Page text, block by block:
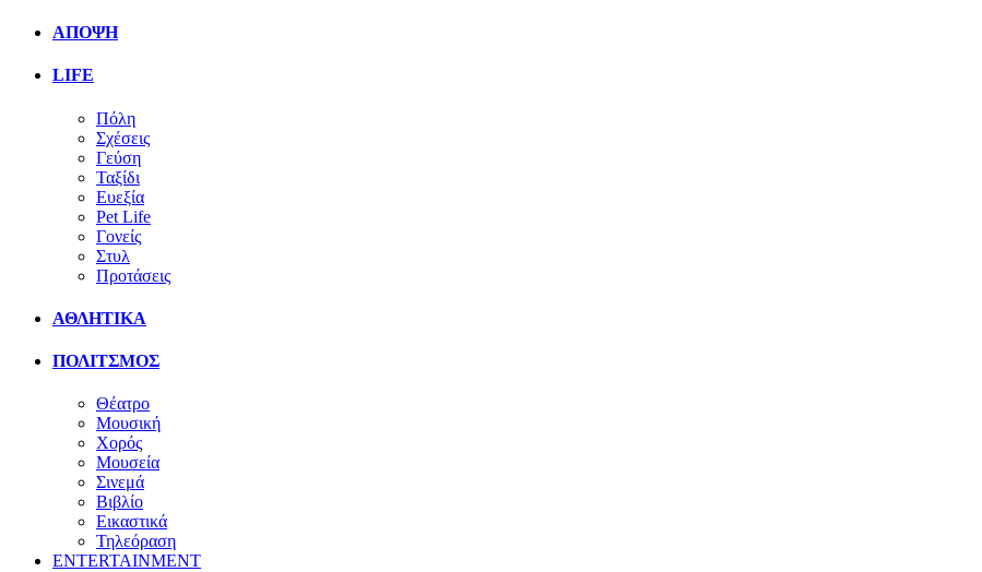
ΑΠΟΨΗ
LIFE
Πόλη
Σχέσεις
Γεύση
Ταξίδι
Ευεξία
Pet Life
Γονείς
Στυλ
Προτάσεις
ΑΘΛΗΤΙΚΑ
ΠΟΛΙΤΣΜΟΣ
Θέατρο
Μουσική
Χορός
Μουσεία
Σινεμά
Βιβλίο
Εικαστικά
Τηλεόραση
ENTERTAINMENT